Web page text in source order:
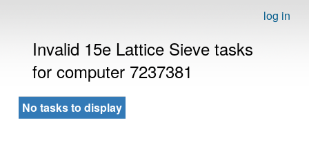
log in
Invalid 15e Lattice Sieve tasks
for computer 7237381
No tasks to display